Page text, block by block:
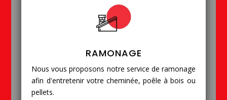
RAMONAGE
Nous vous proposons notre service de ramonage
afin d'entretenir votre cheminée, poêle à bois ou
pellets.